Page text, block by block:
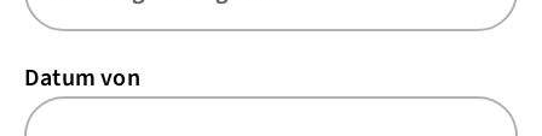
Datum von